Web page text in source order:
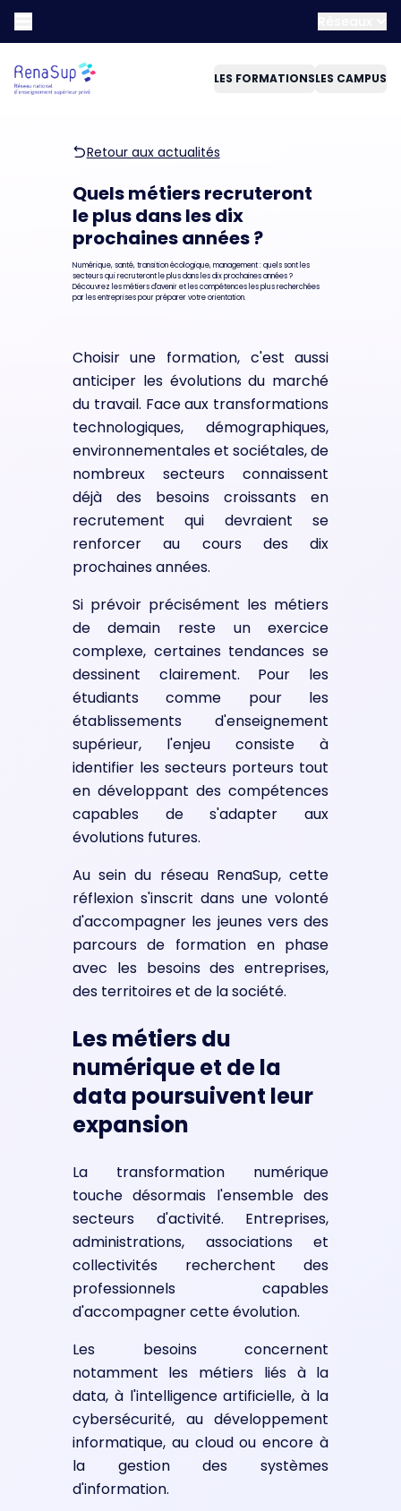
LES FORMATIONSLES CAMPUS
Retour aux actualités
Quels métiers recruteront
le plus dans les dix
prochaines années ?
Numérique, santé, transition écologique, management : quels sont les
secteurs qui recruteront le plus dans les dix prochaines années ?
Découvrez les métiers d'avenir et les compétences les plus recherchées
par les entreprises pour préparer votre orientation.
Choisir une formation, c'est aussi
anticiper les évolutions du marché
du travail. Face aux transformations
technologiques, démographiques,
environnementales et sociétales, de
nombreux secteurs connaissent
déjà des besoins croissants en
recrutement qui devraient se
renforcer au cours des dix
prochaines années.
Si prévoir précisément les métiers
de demain reste un exercice
complexe, certaines tendances se
dessinent clairement. Pour les
étudiants comme pour les
établissements d'enseignement
supérieur, l'enjeu consiste à
identifier les secteurs porteurs tout
en développant des compétences
capables de s'adapter aux
évolutions futures.
Au sein du réseau RenaSup, cette
réflexion s'inscrit dans une volonté
d'accompagner les jeunes vers des
parcours de formation en phase
avec les besoins des entreprises,
des territoires et de la société.
Les métiers du
numérique et de la
data poursuivent leur
expansion
La transformation numérique
touche désormais l'ensemble des
secteurs d'activité. Entreprises,
administrations, associations et
collectivités recherchent des
professionnels capables
d'accompagner cette évolution.
Les besoins concernent
notamment les métiers liés à la
data, à l'intelligence artificielle, à la
cybersécurité, au développement
informatique, au cloud ou encore à
la gestion des systèmes
d'information.